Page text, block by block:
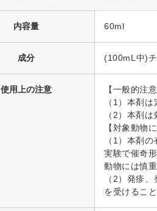
内容量 60ml
成分 (100mL中)
使用上の注意
【一般的注意
（1）本剤
（2）本剤
【対象動物
（1）本剤
実験で催奇
動物には慎
（2）発疹
を受けること